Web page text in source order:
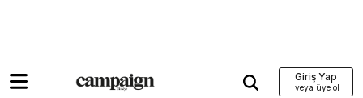
Giriş Yap